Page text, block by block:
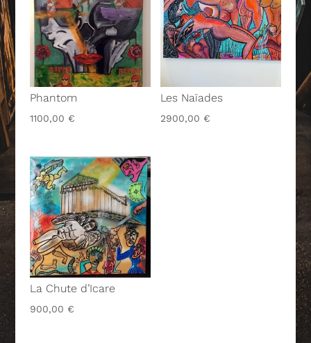
Phantom
1100,00 €
Les Naïades
2900,00 €
La Chute d’Icare
900,00 €